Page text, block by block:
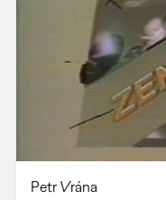
Petr Vrána